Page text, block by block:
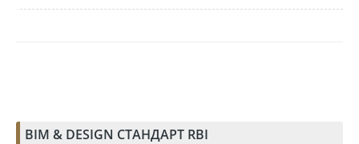
BIM & DESIGN СТАНДАРТ RBI